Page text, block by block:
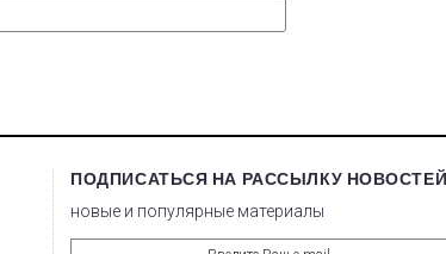
ПОДПИСАТЬСЯ НА РАССЫЛКУ НОВОСТЕЙ
новые и популярные материалы